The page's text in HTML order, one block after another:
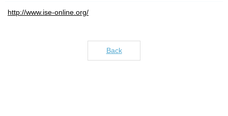
http://www.ise-online.org/
Back